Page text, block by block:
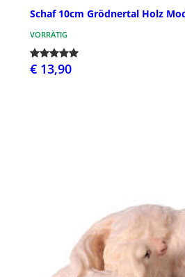
Schaf 10cm Grödnertal Holz
VORRÄTIG
€ 13,90